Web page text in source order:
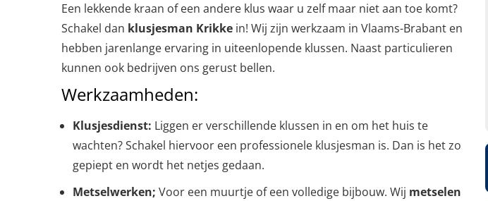
Een lekkende kraan of een andere klus waar u zelf maar niet aan toe komt?
Schakel dan klusjesman Krikke in! Wij zijn werkzaam in Vlaams-Brabant en
hebben jarenlange ervaring in uiteenlopende klussen. Naast particulieren
kunnen ook bedrijven ons gerust bellen.
Werkzaamheden:
Klusjesdienst: Liggen er verschillende klussen in en om het huis te
wachten? Schakel hiervoor een professionele klusjesman is. Dan is het zo
gepiept en wordt het netjes gedaan.
Metselwerken; Voor een muurtje of een volledige bijbouw. Wij metselen